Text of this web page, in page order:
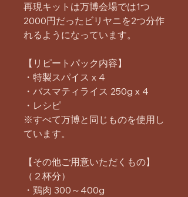
再現キットは万博会場では1つ
2000円だったビリヤニを2つ分作
れるようになっています。
【リピートパック内容】
・特製スパイス x 4
・バスマティライス 250g x 4
・レシピ
※すべて万博と同じものを使用し
ています。
【その他ご用意いただくもの】
（２杯分）
・鶏肉 300～400g